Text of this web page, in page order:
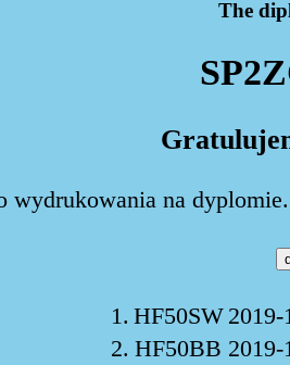
The
wydrukowania na
1. HF50SW 2019-
2. HF50BB 2019-